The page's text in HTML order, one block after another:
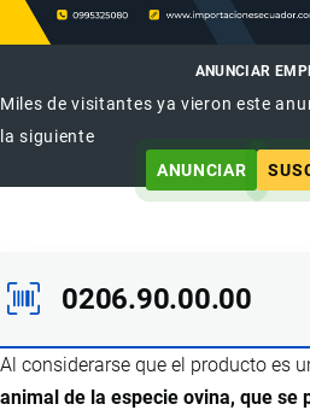
ANUNCIAR
Miles de visitantes ya vieron este
la siguiente
ANUNCIAR
0206.90.00.00
Al considerarse que el producto es
animal de la especie ovina, que se